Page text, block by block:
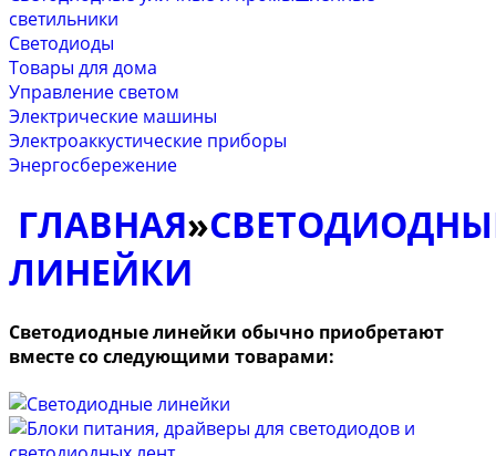
светильники
Светодиоды
Товары для дома
Управление светом
Электрические машины
Электроаккустические приборы
Энергосбережение
ГЛАВНАЯ»
ЛИНЕЙКИ
Светодиодные линейки обычно приобретают
вместе со следующими товарами: